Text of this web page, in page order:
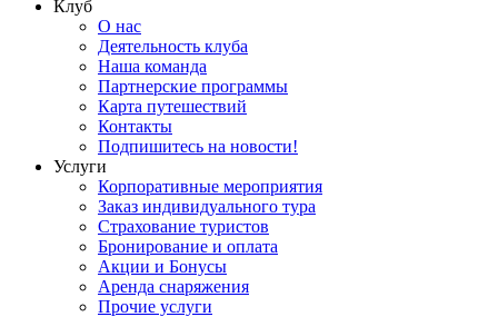
Клуб
О нас
Деятельность клуба
Наша команда
Партнерские программы
Карта путешествий
Контакты
Подпишитесь на новости!
Услуги
Корпоративные мероприятия
Заказ индивидуального тура
Страхование туристов
Бронирование и оплата
Акции и Бонусы
Аренда снаряжения
Прочие услуги